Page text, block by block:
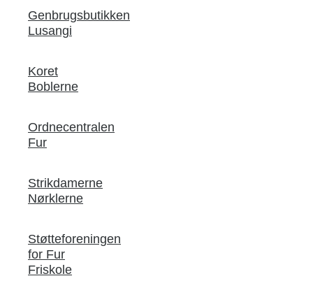
Genbrugsbutikken
Lusangi
Koret
Boblerne
Ordnecentralen
Fur
Strikdamerne
Nørklerne
Støtteforeningen
for Fur
Friskole